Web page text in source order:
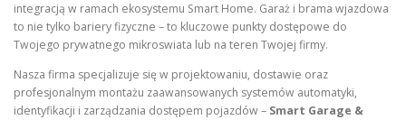
integracją w ramach ekosystemu Smart Home. Garaż i brama wjazdowa
to nie tylko bariery fizyczne – to kluczowe punkty dostępowe do
Twojego prywatnego mikroswiata lub na teren Twojej firmy.
Nasza firma specjalizuje się w projektowaniu, dostawie oraz
profesjonalnym montażu zaawansowanych systemów automatyki,
identyfikacji i zarządzania dostępem pojazdów – Smart Garage &